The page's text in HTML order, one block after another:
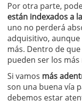
Por otra parte,
están indexados a
uno no perderá
adquisitivo, aunque
más. Dentro de
pueden ser los
Si vamos más
son una buena vía
debemos estar